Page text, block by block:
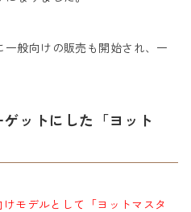
般向けの販売も開始され、一
ットにした「ヨット
モデルとして「ヨットマスタ